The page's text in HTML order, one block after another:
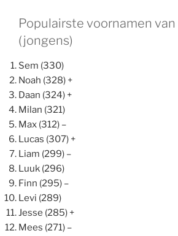
Populairste voornamen
(jongens)
Sem (330)
Noah (328) +
Daan (324) +
Milan (321)
Max (312) –
Lucas (307) +
Liam (299) –
Luuk (296)
Finn (295) –
Levi (289)
Jesse (285) +
Mees (271) –